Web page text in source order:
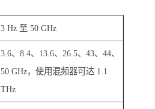
3 Hz 至 50 GHz
3.6、8.4、13.6、26.5、43、44、
50 GHz，使用混频器可达 1.1
THz